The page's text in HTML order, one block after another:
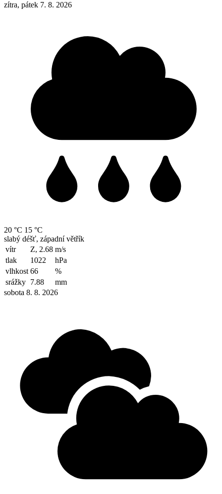
zítra, pátek 7. 8. 2026
20 °C 15 °C
slabý déšť, západní větřík
vítr
Z, 2.68 m/s
tlak
1022
hPa
vlhkost 66
%
srážky 7.88
mm
sobota 8. 8. 2026